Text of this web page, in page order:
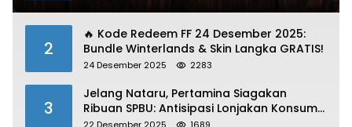
2
🔥 Kode Redeem FF 24 Desember 2025:
Bundle Winterlands & Skin Langka GRATIS!
24 Desember 2025 2283
3
Jelang Nataru, Pertamina Siagakan
Ribuan SPBU: Antisipasi Lonjakan Konsumsi
BBM dan LPG!
22 Desember 2025 1689